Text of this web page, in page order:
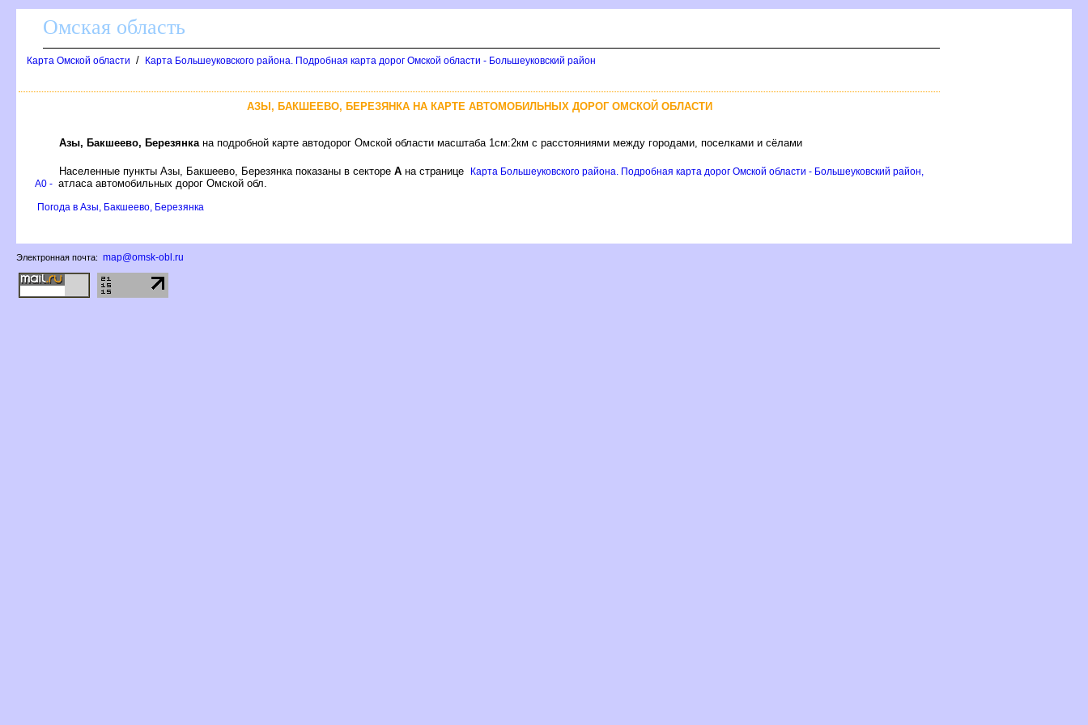
Омская область
Карта Омской области / Карта Большеуковского района. Подробная карта дорог Омской области - Большеуковский район
АЗЫ, БАКШЕЕВО, БЕРЕЗЯНКА НА КАРТЕ АВТОМОБИЛЬНЫХ ДОРОГ ОМСКОЙ ОБЛАСТИ
Азы, Бакшеево, Березянка на подробной карте автодорог Омской области масштаба 1см:2км с расстояниями между городами, поселками и сёлами
Населенные пункты Азы, Бакшеево, Березянка показаны в сектореА на странице
Карта Большеуковского района. Подробная карта дорог Омской области - Большеуковский район,
A0 - атласа автомобильных дорог Омской обл.
Погода в Азы, Бакшеево, Березянка
Электронная почта: map@omsk-obl.ru